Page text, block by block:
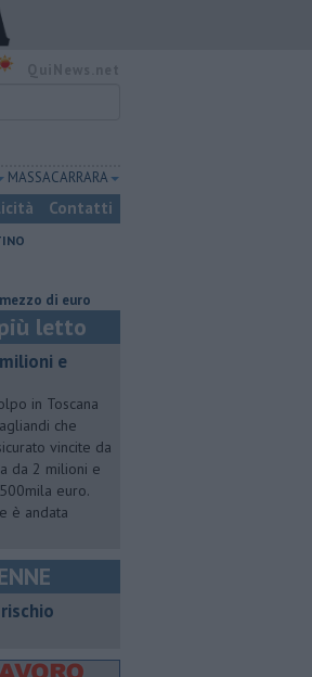
MASSA CARRARA
Contatti
Lavori sulla Firenze-Roma, i treni
letto
e
in Toscana
che
vincite da
da 2 milioni e
euro.
è andata